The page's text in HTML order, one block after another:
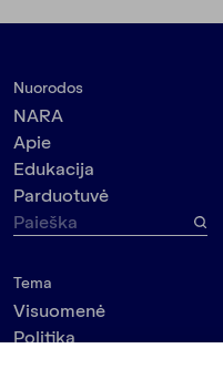
Nuorodos
NARA
Apie
Edukacija
Parduotuvė
Tema
Visuomenė
Politika